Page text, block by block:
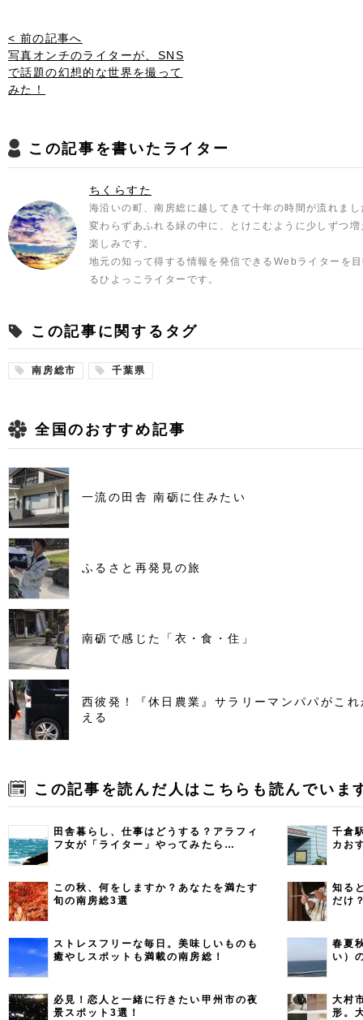
< 前の記事へ
写真オンチのライターが、SNS
で話題の幻想的な世界を撮って
みた！
この記事を書いたライター
ちくらすた
海沿いの町、南房総に越してきて十年の時間が流れまし
変わらずあふれる緑の中に、とけこむように少しずつ
楽しみです。
地元の知って得する情報を発信できるWebライターを
るひよっこライターです。
この記事に関するタグ
南房総市 千葉県
全国のおすすめ記事
一流の田舎 南砺に住みたい
ふるさと再発見の旅
南砺で感じた「衣・食・住」
西彼発！『休日農業』サラリーマンパパがこ
える
この記事を読んだ人はこちらも読んでいま
田舎暮らし、仕事はどうする？アラフィ
フ女が「ライター」やってみたら…
千倉
カお
この秋、何をしますか？あなたを満たす
旬の南房総3選
知る
だけ
ストレスフリーな毎日。美味しいものも
癒やしスポットも満載の南房総！
春夏
い）
必見！恋人と一緒に行きたい甲州市の夜
景スポット3選！
大村
形。